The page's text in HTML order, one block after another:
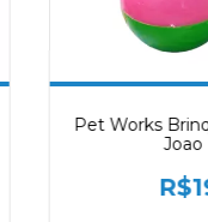
Pet Works
Joao